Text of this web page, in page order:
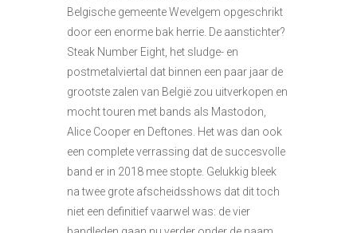
Belgische gemeente Wevelgem opgeschrikt
door een enorme bak herrie. De aanstichter?
Steak Number Eight, het sludge- en
postmetalviertal dat binnen een paar jaar de
grootste zalen van België zou uitverkopen en
mocht touren met bands als Mastodon,
Alice Cooper en Deftones. Het was dan ook
een complete verrassing dat de succesvolle
band er in 2018 mee stopte. Gelukkig bleek
na twee grote afscheidsshows dat dit toch
niet een definitief vaarwel was: de vier